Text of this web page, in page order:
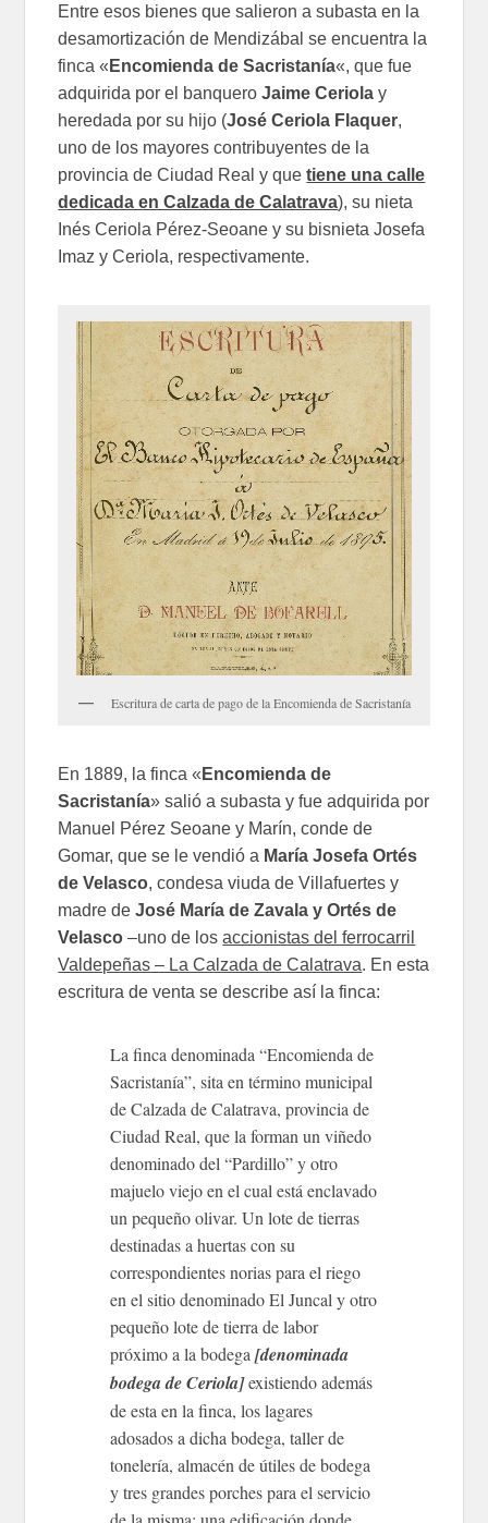
Entre esos bienes que salieron a subasta en la
desamortización de Mendizábal se encuentra la
finca « Encomienda de Sacristanía«, que fue
adquirida por el banqueroJaime Ceriola y
heredada por su hijo (José Ceriola Flaquer,
uno de los mayores contribuyentes de la
provincia de Ciudad Real y quetiene una calle
dedicada en Calzada de Calatrava), su nieta
Inés Ceriola Pérez-Seoane y su bisnieta Josefa
Imaz y Ceriola, respectivamente.
Escritura de carta de pago de la Encomienda de Sacristanía
En 1889, la finca « Encomienda de
Sacristanía» salió a subasta y fue adquirida por
Manuel Pérez Seoane y Marín, conde de
Gomar, que se le vendió a María Josefa Ortés
de Velasco, condesa viuda de Villafuertes y
madre deJosé María de Zavala y Ortés de
Velasco –uno de losaccionistas del ferrocarril
Valdepeñas – La Calzada de Calatrava. En esta
escritura de venta se describe así la finca:
La finca denominada “Encomienda de
Sacristanía”, sita en término municipal
de Calzada de Calatrava, provincia de
Ciudad Real, que la forman un viñedo
denominado del “Pardillo” y otro
majuelo viejo en el cual está enclavado
un pequeño olivar. Un lote de tierras
destinadas a huertas con su
correspondientes norias para el riego
en el sitio denominado El Juncal y otro
pequeño lote de tierra de labor
próximo a la bodega[denominada
bodega de Ceriola]existiendo además
de esta en la finca, los lagares
adosados a dicha bodega, taller de
tonelería, almacén de útiles de bodega
y tres grandes porches para el servicio